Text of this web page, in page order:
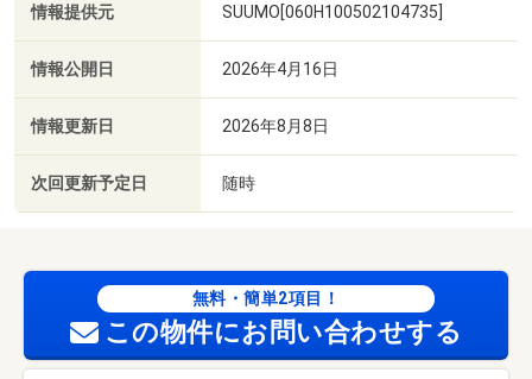
情報提供元 SUUMO[060H100502104735]
情報公開日 2026年4月16日
情報更新日 2026年8月8日
次回更新予定日 随時
無料・簡単2項目！
この物件にお問い合わせする